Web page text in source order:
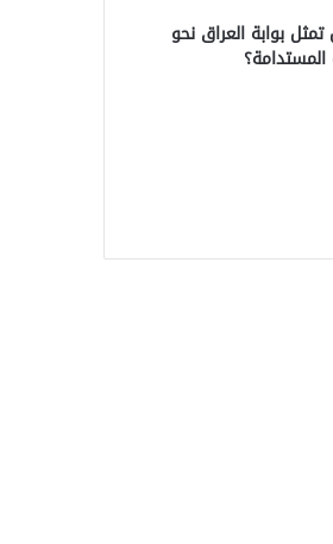
بوابة العراق نحو
المستدامة؟